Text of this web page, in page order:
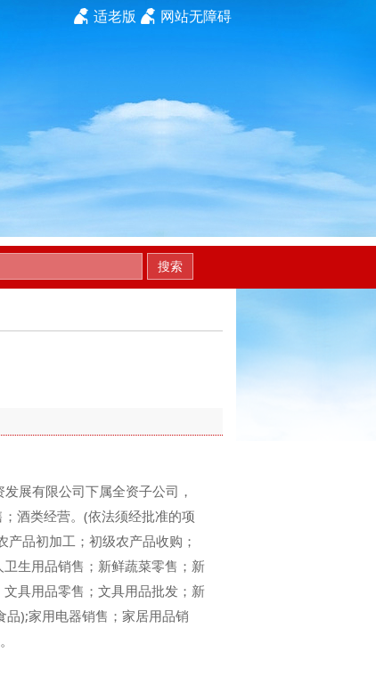
网站无障碍
适老版
搜索
展有限公司下属全资子公司，
酒类经营。(依法须经批准的项
品初加工；初级农产品收购；
生用品销售；新鲜蔬菜零售；新
具用品零售；文具用品批发；新
);家用电器销售；家居用品销